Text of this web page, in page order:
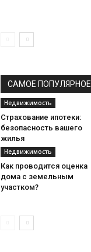
САМОЕ ПОПУЛЯРНОЕ
Недвижимость
Страхование ипотеки:
безопасность вашего
жилья
Недвижимость
Как проводится оценка
дома с земельным
участком?